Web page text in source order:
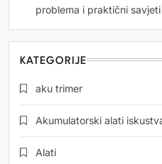
problema i praktični
KATEGORIJE
aku trimer
Akumulatorski alati
Alati